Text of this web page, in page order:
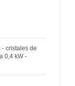
cristales de
0,4 kW -